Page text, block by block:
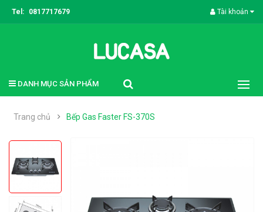
Tel: 0817717679 Tài khoản
DANH MỤC SẢN PHẨM
Trang chủ Bếp Gas Faster FS-370S